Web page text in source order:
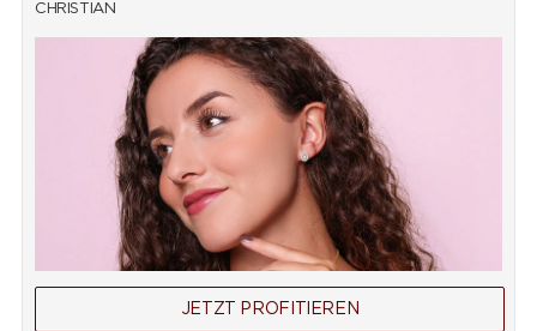
CHRISTIAN
JETZT PROFITIEREN